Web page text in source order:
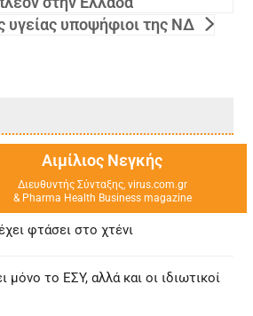
υγείας υποψήφιοι της ΝΔ
Αιμίλιος Νεγκής
Διευθυντής Σύνταξης, virus.com.gr
& Pharma Health Business magazine
φτάσει στο χτένι
μόνο το ΕΣΥ, αλλά και οι ιδιωτικοί